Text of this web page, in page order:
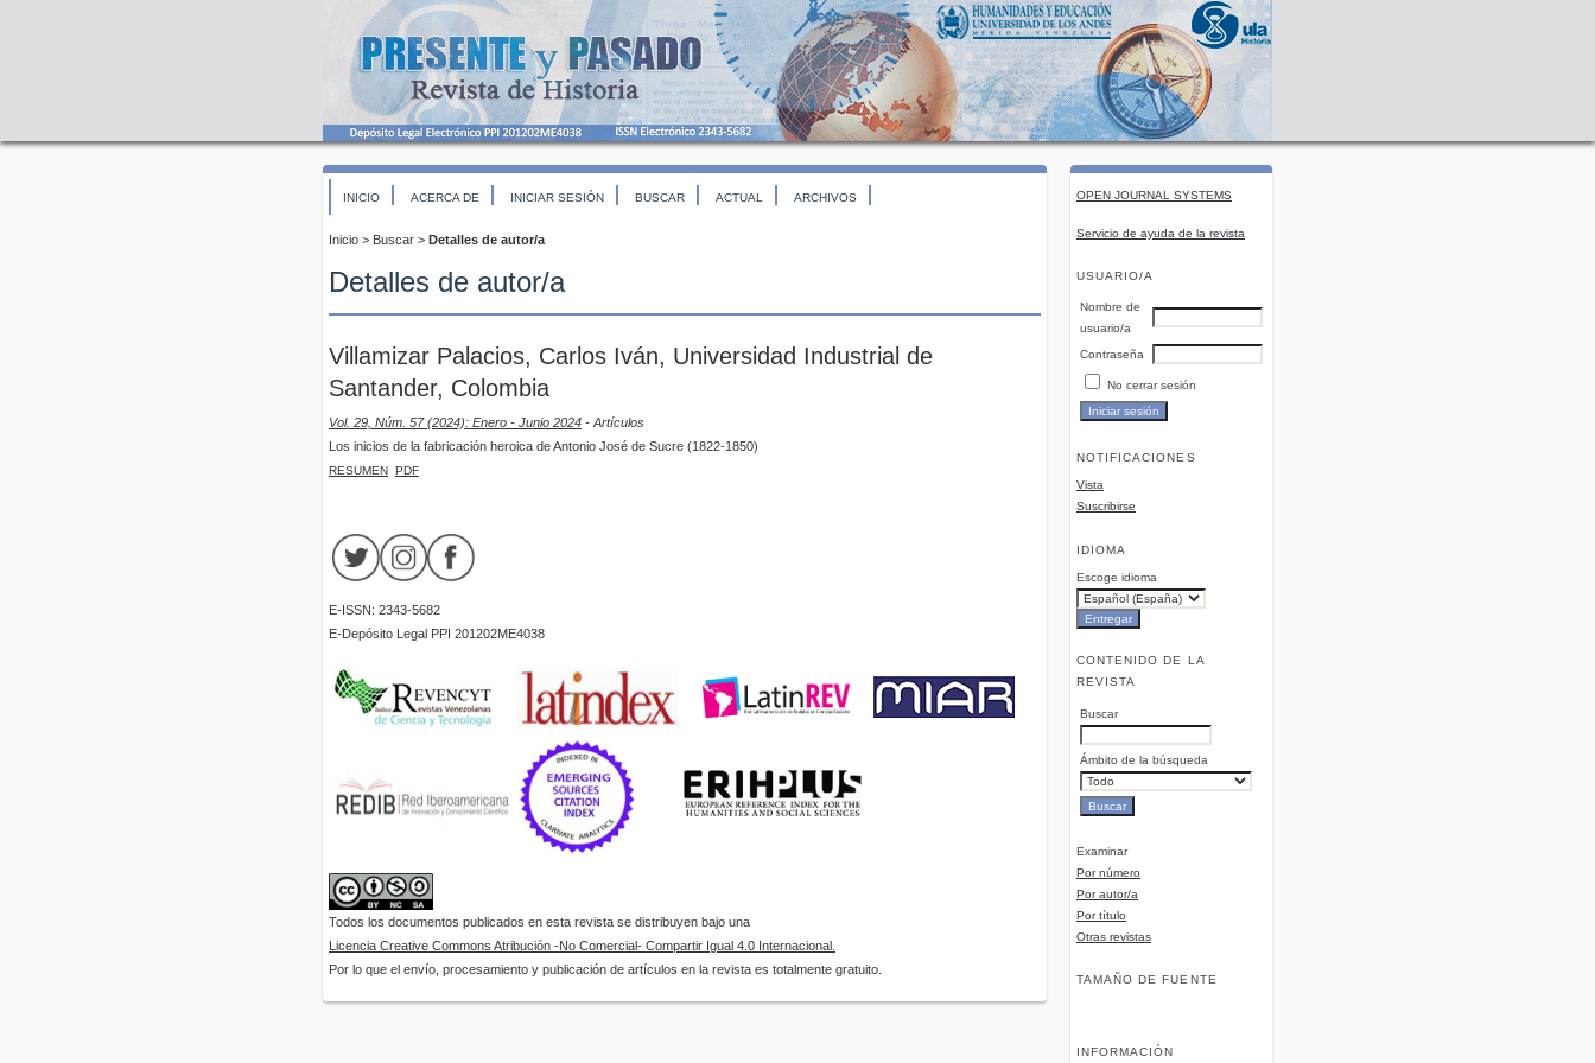
OPEN JOURNAL SYSTEMS
Servicio de ayuda de la revista
USUARIO/A
Nombre de
usuario/a
Contraseña
No cerrar sesión
NOTIFICACIONES
Vista
Suscribirse
IDIOMA
Escoge idioma
CONTENIDO DE LA
REVISTA
Buscar
Ámbito de la búsqueda
Examinar
Por número
Por autor/a
Por título
Otras revistas
TAMAÑO DE FUENTE
INFORMACIÓN
INICIO ACERCA DE INICIAR SESIÓN BUSCAR ACTUAL ARCHIVOS
Inicio > Buscar > Detalles de autor/a
Detalles de autor/a
Villamizar Palacios, Carlos Iván, Universidad Industrial de
Santander, Colombia
Vol. 29, Núm. 57 (2024): Enero - Junio 2024 - Artículos
Los inicios de la fabricación heroica de Antonio José de Sucre (1822-1850)
RESUMEN PDF
E-ISSN: 2343-5682
E-Depósito Legal PPI 201202ME4038
Todos los documentos publicados en esta revista se distribuyen bajo una
Licencia Creative Commons Atribución -No Comercial- Compartir Igual 4.0 Internacional.
Por lo que el envío, procesamiento y publicación de artículos en la revista es totalmente gratuito.